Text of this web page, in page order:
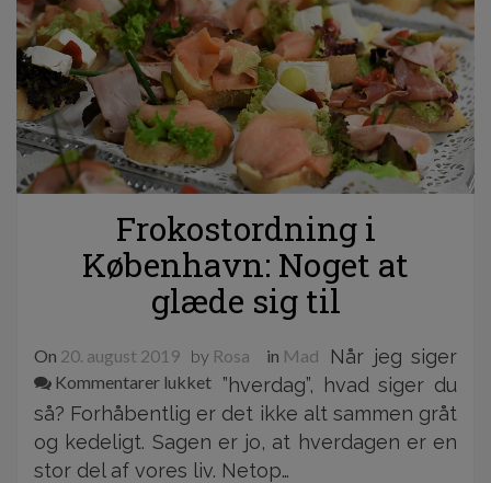
Frokostordning i
København: Noget at
glæde sig til
On 20. august 2019 by Rosa in Mad
Kommentarer lukkettil
Frokostordning
København:
Når jeg siger
”hverdag”, hvad siger du
så? Forhåbentlig er det ikke alt sammen gråt
og kedeligt. Sagen er jo, at hverdagen er en
stor del af vores liv. Netop…